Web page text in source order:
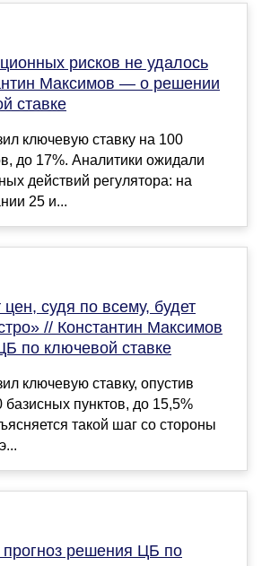
рисков не удалось
Максимов — о решении
ставке
ключевую ставку на 100
до 17%. Аналитики ожидали
действий регулятора: на
25 и...
судя по всему, будет
// Константин Максимов
по ключевой ставке
ключевую ставку, опустив
базисных пунктов, до 15,5%
такой шаг со стороны
прогноз решения ЦБ по